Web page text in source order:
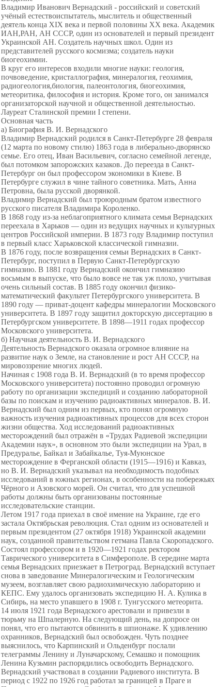
Владимир Иванович Вернадский - российский и советский
учёный естествоиспытатель, мыслитель и общественный
деятель конца XIX века и первой половины XX века. Академик
ИАН,РАН, АН СССР, один из основателей и первый президент
Украинской АН. Создатель научных школ. Один из
представителей русского космизма; создатель науки
биогеохимии.
В круг его интересов входили многие науки: геология,
почвоведение, кристаллография, минералогия, геохимия,
радиогеология,биология, палеонтология, биогеохимия,
метеоритика, философия и история. Кроме того, он занимался
организаторской научной и общественной деятельностью.
Лауреат Сталинской премии I степени.
Основная часть
а) Биография В. И. Вернадского
Владимир Вернадский родился в Санкт-Петербурге 28 февраля
(12 марта по новому стилю) 1863 года в либерально-дворянско
семье. Его отец, Иван Васильевич, согласно семейной легенде,
был потомком запорожских казаков. До переезда в Санкт-
Петербург он был профессором экономики в Киеве. В
Петербурге служил в чине тайного советника. Мать, Анна
Петровна, была русской дворянкой.
Владимир Вернадский был троюродным братом известного
русского писателя Владимира Короленко.
В 1868 году из-за неблагоприятного климата семья Вернадских
переехала в Харьков — один из ведущих научных и культурных
центров Российской империи. В 1873 году Владимир поступил
в первый класс Харьковской классической гимназии.
В 1876 году, после возвращения семьи Вернадских в Санкт-
Петербург, поступил в Первую Санкт-Петербургскую
гимназию. В 1881 году Вернадский окончил гимназию
восьмым в выпуске, что было вовсе не так уж плохо, учитывая
очень сильный состав. В 1885 году окончил физико-
математический факультет Петербургского университета. В
1890 году — приват-доцент кафедры минералогии Московского
университета. В 1897 году защитил докторскую диссертацию в
Петербургском университете. В 1898—1911 годах профессор
Московского университета.
б) Научная деятельность В. И. Вернадского
Деятельность Вернадского оказала огромное влияние на
развитие наук о Земле, на становление и рост АН СССР, на
мировоззрение многих людей.
Начиная с 1908 года В. И. Вернадский (в то время профессор
Московского университета) постоянно проводил огромную
работу по организации экспедиций и созданию лабораторной
базы по поискам и изучению радиоактивных минералов. В. И.
Вернадский был одним из первых, кто понял огромную
важность изучения радиоактивных процессов для всех сторон
жизни общества. Ход исследований радиоактивных
месторождений был отражён в «Трудах Радиевой экспедиции
Академии наук», в основном это были экспедиции на Урал, в
Предуралье, Байкал и Забайкалье, Туя-Муюнское
месторождение в Ферганской области (1915—1916) и Кавказ,
но В. И. Вернадский указывал на необходимость подобных
исследований в южных регионах, в особенности на побережьях
Чёрного и Азовского морей. Он считал, что для успешной
работы должны быть организованы постоянные
исследовательские станции.
Летом 1917 года приехал в своё имение на Украине, где его
застала Октябрьская революция. Стал одним из основателей и
первым президентом (27 октября 1918) Украинской академии
наук, созданной правительством гетмана Павла Скоропадского.
Состоял профессором и в 1920—1921 годах ректором
Таврического университета в Симферополе. В середине марта
семья Вернадских приезжает в Петроград. Вернадский вступает
снова в заведование Минералогическим и Геологическим
музеем, возглавляет свою радиохимическую лабораторию и
КЕПС. Ему удалось организовать экспедицию Н. А. Кулика в
Сибирь, на место упавшего в 1908 г. Тунгусского метеорита.
14 июля 1921 года Вернадского арестовали и привезли в
тюрьму на Шпалерную. На следующий день, на допросе он
понял, что его пытаются обвинить в шпионаже. К удивлению
охранников, Вернадский был освобожден. Чуть позднее
выяснилось, что Карпинский и Ольденбург послали
телеграммы Ленину и Луначарскому, Семашко и помощник
Ленина Кузьмин распорядились освободить Вернадского.
Вернадский участвовал в создании Радиевого института. В
период с 1922 по 1926 год работал за границей в Праге и